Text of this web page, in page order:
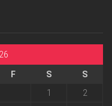
F S
S
1
2